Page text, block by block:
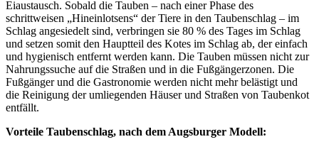
Eiaustausch. Sobald die Tauben – nach einer Phase des
schrittweisen „Hineinlotsens“ der Tiere in den Taubenschlag – im
Schlag angesiedelt sind, verbringen sie 80 % des Tages im Schlag
und setzen somit den Hauptteil des Kotes im Schlag ab, der einfach
und hygienisch entfernt werden kann. Die Tauben müssen nicht zur
Nahrungssuche auf die Straßen und in die Fußgängerzonen. Die
Fußgänger und die Gastronomie werden nicht mehr belästigt und
die Reinigung der umliegenden Häuser und Straßen von Taubenkot
entfällt.
Vorteile Taubenschlag, nach dem Augsburger Modell: